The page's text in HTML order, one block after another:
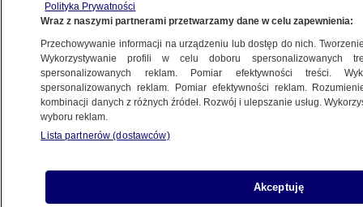
Cztery osoby ranne w wypadku
drogowym w Wandowie. Samochód
Polityka Prywatności
Wraz z naszymi partnerami przetwarzamy dane w celu zapewnienia:
Przechowywanie informacji na urządzeniu lub dostęp do nich.
Wykorzystywanie profili w celu doboru spersonalizowanych
spersonalizowanych reklam. Pomiar efektywności treści.
spersonalizowanych reklam. Pomiar efektywności reklam.
kombinacji danych z różnych źródeł. Rozwój i ulepszanie usług.
wyboru reklam.
Lista partnerów (dostawców)
Akceptuję